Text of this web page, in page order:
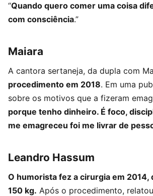
“Quando quero comer uma coisa
com consciência.”
Maiara
A cantora sertaneja, da dupla com
procedimento em 2018. Em uma
sobre os motivos que a fizeram
porque tenho dinheiro. É foco,
me emagreceu foi me livrar de
Leandro Hassum
O humorista fez a cirurgia em 2014,
150 kg. Após o procedimento,